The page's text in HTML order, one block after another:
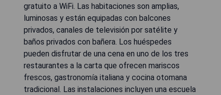
gratuito a WiFi. Las habitaciones son amplias,
luminosas y están equipadas con balcones
privados, canales de televisión por satélite y
baños privados con bañera. Los huéspedes
pueden disfrutar de una cena en uno de los tres
restaurantes a la carta que ofrecen mariscos
frescos, gastronomía italiana y cocina otomana
tradicional. Las instalaciones incluyen una escuela